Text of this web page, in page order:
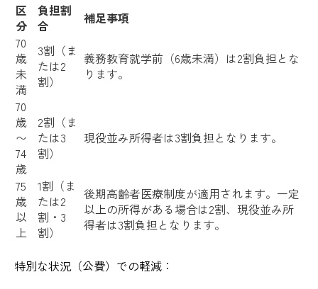
区
分
負担割
合
補足事項
70
歳
未
満
3割（ま
たは2
割）
義務教育就学前（6歳未満）は2割負担とな
ります。
70
歳
〜
74
歳
2割（ま
たは3
割）
現役並み所得者は3割負担となります。
75
歳
以
上
1割（ま
たは2
割・3
割）
後期高齢者医療制度が適用されます。一定
以上の所得がある場合は2割、現役並み所
得者は3割負担となります。
特別な状況（公費）での軽減：